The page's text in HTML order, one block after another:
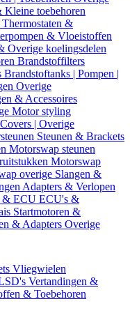
Kleine toebehoren
Thermostaten &
& Vloeistoffen
Overige koelingsdelen
Brandstoffilters
Brandstoftanks | Pompen |
Overige
& Accessoires
Motor styling
| Overige
Steunen & Brackets
Motorswap steunen
Motorswap
overige Slangen &
Adapters & Verlopen
& ECU ECU's &
Startmotoren &
& Adapters Overige
Vliegwielen
Vertandingen &
& Toebehoren